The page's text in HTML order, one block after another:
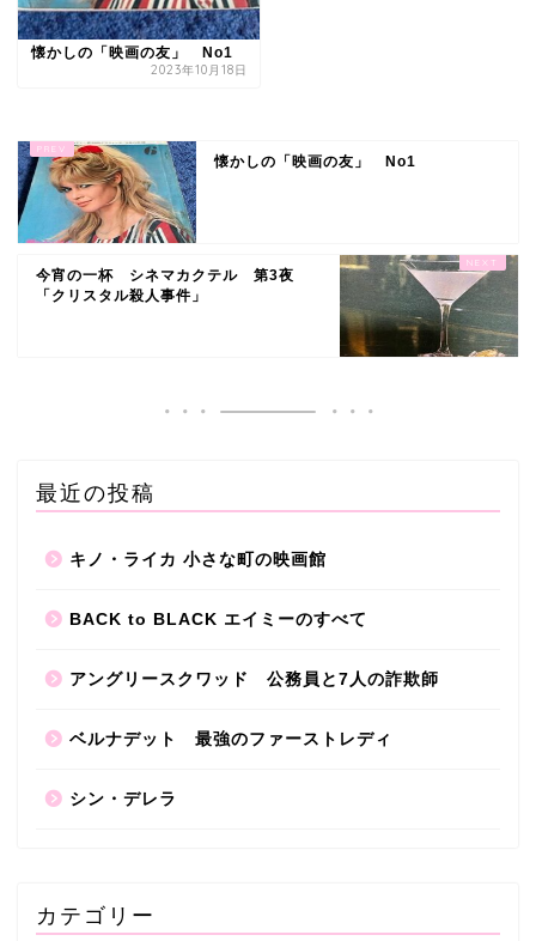
懐かしの「映画の友」 No1
2023年10月18日
懐かしの「映画の友」 No1
今宵の一杯 シネマカクテル 第3夜
「クリスタル殺人事件」
最近の投稿
キノ・ライカ 小さな町の映画館
BACK to BLACK エイミーのすべて
アングリースクワッド 公務員と7人の詐欺師
ベルナデット 最強のファーストレディ
シン・デレラ
カテゴリー